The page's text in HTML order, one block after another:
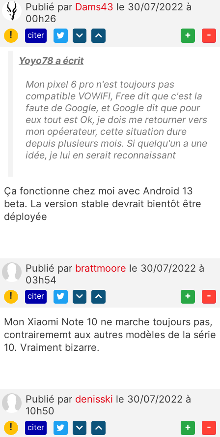
Publié par Dams43 le 30/07/2022 à
00h26
!
citer + -
Yoyo78 a écrit
Mon pixel 6 pro n'est toujours pas
compatible VOWIFI, Free dit que c'est la
faute de Google, et Google dit que pour
eux tout est Ok, je dois me retourner vers
mon opéerateur, cette situation dure
depuis plusieurs mois. Si quelqu'un a une
idée, je lui en serait reconnaissant
Ça fonctionne chez moi avec Android 13
beta. La version stable devrait bientôt être
déployée
Publié par brattmoore le 30/07/2022 à
03h54
!
citer + -
Mon Xiaomi Note 10 ne marche toujours pas,
contrairememt aux autres modèles de la série
10. Vraiment bizarre.
Publié par denisski le 30/07/2022 à
10h50
!
citer + -